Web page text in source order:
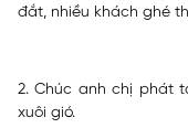
đắt, nhiều khách ghé
2. Chúc anh chị phát
xuôi gió.